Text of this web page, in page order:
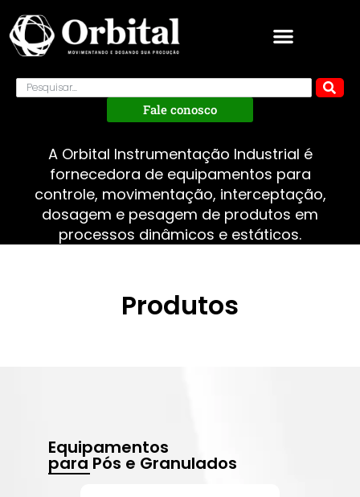
Fale conosco
A Orbital Instrumentação Industrial é
fornecedora de equipamentos para
controle, movimentação, interceptação,
dosagem e pesagem de produtos em
processos dinâmicos e estáticos.
Produtos
Equipamentos
para Pós e Granulados